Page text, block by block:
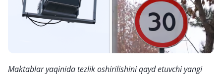
Maktablar yaqinida tezlik oshirilishini qayd etuvchi yangi